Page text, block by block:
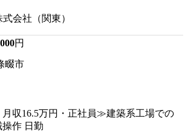
会社（関東）
円
畷市
収16.5万円・正社員≫建築系工場での
作 日勤